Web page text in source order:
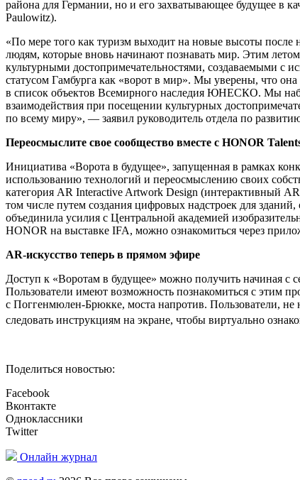
района для Германии, но и его захватывающее будущее в
Paulowitz).
«По мере того как туризм выходит на новые высоты после
людям, которые вновь начинают познавать мир. Этим
культурными достопримечательностями, создаваемыми с
статусом Гамбурга как «ворот в мир». Мы уверены, что
в список объектов Всемирного наследия ЮНЕСКО. Мы
взаимодействия при посещении культурных
по всему миру», — заявил руководитель отдела по
Переосмыслите свое сообщество вместе с HONOR
Инициатива «Ворота в будущее», запущенная в рамках
использованию технологий и переосмыслению своих
категория AR Interactive Artwork Design (интерактивный
том числе путем создания цифровых надстроек для
объединила усилия с Центральной академией
HONOR на выставке IFA, можно ознакомиться через
AR-искусство теперь в прямом эфире
Доступ к «Воротам в будущее» можно получить начиная с
Пользователи имеют возможность познакомиться с этим
с Поггенмюлен-Брюкке, моста напротив. Пользователи,
следовать инструкциям на экране, чтобы виртуально
Поделиться новостью:
Facebook
Вконтакте
Одноклассники
Twitter
Онлайн журнал